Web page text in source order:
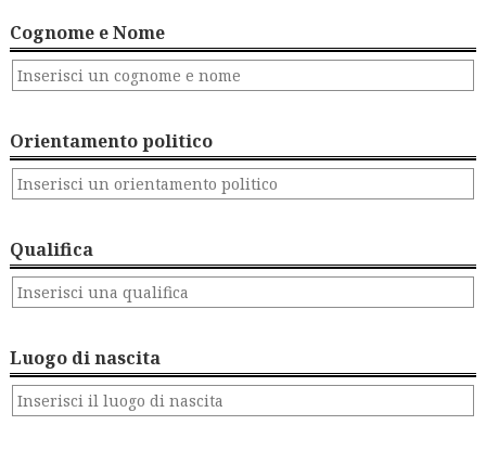
Cognome e Nome
Orientamento politico
Qualifica
Luogo di nascita